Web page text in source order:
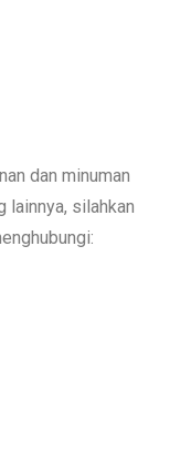
dan minuman
lainnya, silahkan